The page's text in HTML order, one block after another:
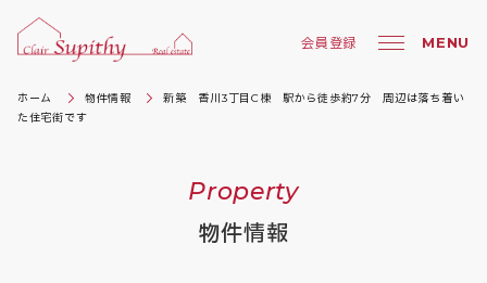
会員登録 MENU
ホーム 物件情報
新築 香川3丁目C棟 駅から徒歩約7分 周辺は落ち着い
た住宅街です
Property
物件情報